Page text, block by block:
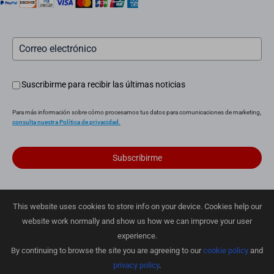
Servicio posventa
Suscribirme para recibir las últimas noticias
Para más información sobre cómo procesamos tus datos para comunicaciones de marketing,
consulta nuestra Política de privacidad.
Subscribirme
Política de privacidad|Política de cookies|Cookies Preferences
Condiciones de venta|Garantía limitada|Política de Entrega
Derechos de autor © 2025 EZVIZ Europe B.V. Todos los derechos
This website uses cookies to store info on your device. Cookies help our
website work normally and show us how we can improve your user
experience.
By continuing to browse the site you are agreeing to ourcookie policy and
privacy policy.